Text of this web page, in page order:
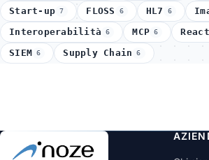
Start-up 7 FLOSS 6 HL7 6
Interoperabilità 6 MCP 6 React
SIEM 6 Supply Chain 6